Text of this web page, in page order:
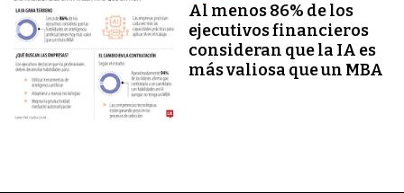
Al menos 86% de los
ejecutivos financieros
consideran que la IA es
más valiosa que un MBA